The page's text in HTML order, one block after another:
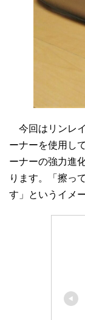
今回はリンレ
ーナーを使用し
ーナーの強力進
ります。「擦っ
す」というイメ